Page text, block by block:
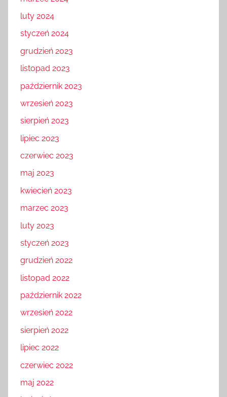
luty 2024
styczeń 2024
grudzień 2023
listopad 2023
październik 2023
wrzesień 2023
sierpień 2023
lipiec 2023
czerwiec 2023
maj 2023
kwiecień 2023
marzec 2023
luty 2023
styczeń 2023
grudzień 2022
listopad 2022
październik 2022
wrzesień 2022
sierpień 2022
lipiec 2022
czerwiec 2022
maj 2022